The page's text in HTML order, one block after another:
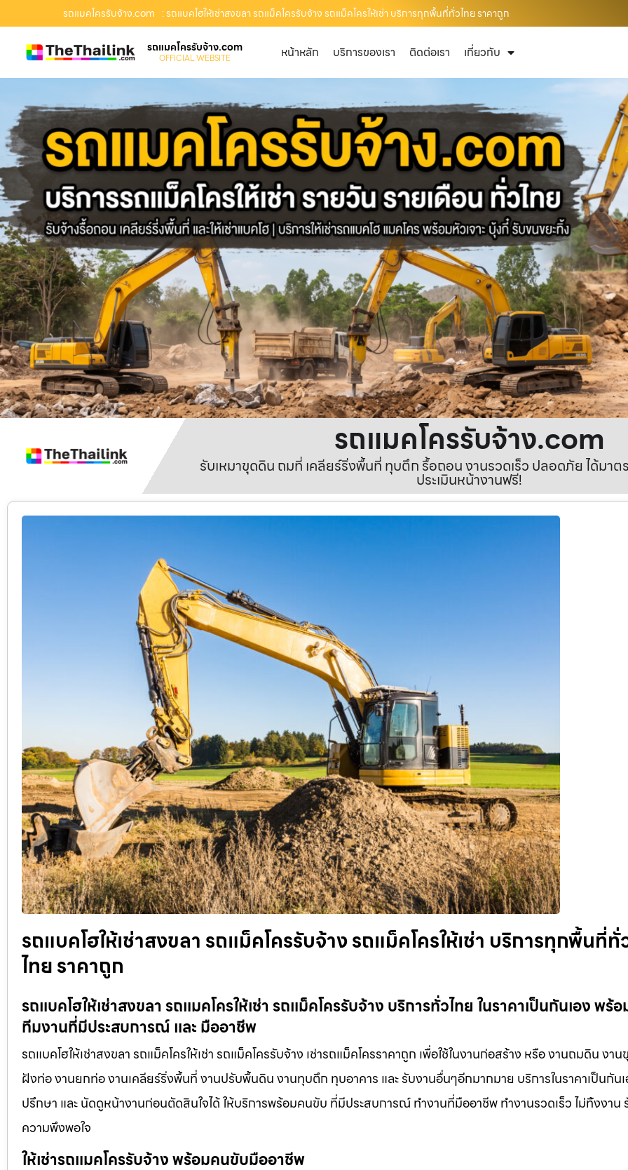
รถแมคโครรับจ้าง.com : รถแบคโฮให้เช่าสงขลา รถแม็คโครรับจ้าง รถแม็คโครให้เช่า บริการทุกพื้นที่ทั่วไทย ราคาถูก
รถแมคโครรับจ้าง.com
OFFICIAL WEBSITE หน้าหลัก บริการของเรา ติดต่อเรา เกี่ยวกับ
รถแมคโครรับจ้าง.com
รับเหมาขุดดิน ถมที่ เคลียร์ริ่งพื้นที่ ทุบตึก รื้อถอน งานรวดเร็ว ปลอดภัย ได้มาต
ประเมินหน้างานฟรี!
รถแบคโฮให้เช่าสงขลา รถแม็คโครรับจ้าง รถแม็คโครให้เช่า บริการทุกพื้นที่ทั่
ไทย ราคาถูก
รถแบคโฮให้เช่าสงขลา รถแมคโครให้เช่า รถแม็คโครรับจ้าง บริการทั่วไทย ในราคาเป็นกันเอง พร้
ทีมงานที่มีประสบการณ์ และ มืออาชีพ
รถแบคโฮให้เช่าสงขลา รถแม็คโครให้เช่า รถแม็คโครรับจ้าง เช่ารถแม็คโครราคาถูก เพื่อใช้ในงานก่อสร้าง หรือ งานถมดิน งาน
ฝังท่อ งานยกท่อ งานเคลียร์ริ่งพื้นที่ งานปรับพื้นดิน งานทุบตึก ทุบอาคาร และ รับงานอื่นๆอีกมากมาย บริการในราคาเป็นกัน
ปรึกษา และ นัดดูหน้างานก่อนตัดสินใจได้ ให้บริการพร้อมคนขับ ที่มีประสบการณ์ ทำงานที่มืออาชีพ ทำงานรวดเร็ว ไม่ทิ้งงาน
ความพึงพอใจ
ให้เช่ารถแมคโครรับจ้าง พร้อมคนขับมืออาชีพ